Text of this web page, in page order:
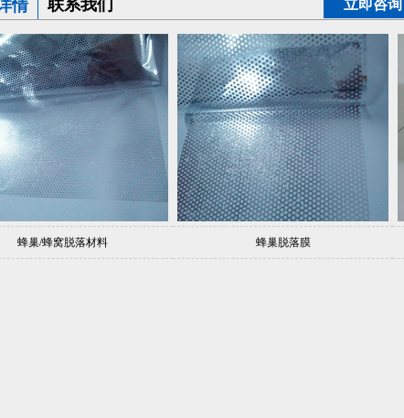
情 联系我们 立即咨询
蜂巢/蜂窝脱落材料 蜂巢脱落膜